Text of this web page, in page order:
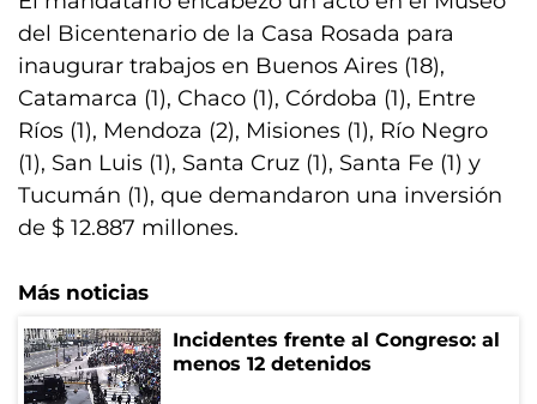
del Bicentenario de la Casa Rosada para
inaugurar trabajos en Buenos Aires (18),
Catamarca (1), Chaco (1), Córdoba (1), Entre
Ríos (1), Mendoza (2), Misiones (1), Río Negro
(1), San Luis (1), Santa Cruz (1), Santa Fe (1) y
Tucumán (1), que demandaron una inversión
de $ 12.887 millones.
Más noticias
Incidentes frente al Congreso: al
menos 12 detenidos